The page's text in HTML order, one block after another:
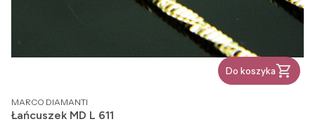
Do koszyka
PRODUCENT
MARCO DIAMANTI
Łańcuszek MD L 611